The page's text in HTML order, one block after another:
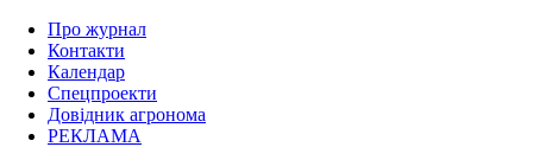
Про журнал
Контакти
Календар
Спецпроекти
Довідник агронома
РЕКЛАМА